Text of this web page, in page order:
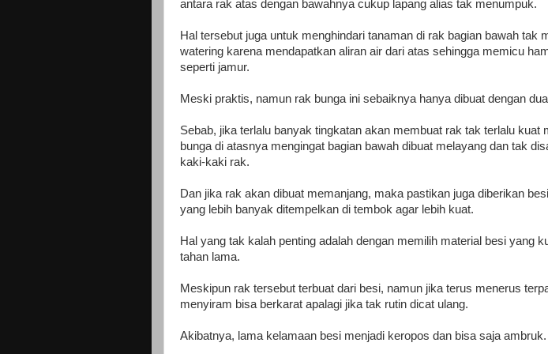
antara rak atas dengan bawahnya cukup lapang alias tak menumpuk.
Hal tersebut juga untuk menghindari tanaman di rak bagian bawah tak
watering karena mendapatkan aliran air dari atas sehingga memicu
seperti jamur.
Meski praktis, namun rak bunga ini sebaiknya hanya dibuat dengan
Sebab, jika terlalu banyak tingkatan akan membuat rak tak terlalu kuat
bunga di atasnya mengingat bagian bawah dibuat melayang dan tak
kaki-kaki rak.
Dan jika rak akan dibuat memanjang, maka pastikan juga diberikan
yang lebih banyak ditempelkan di tembok agar lebih kuat.
Hal yang tak kalah penting adalah dengan memilih material besi yang
tahan lama.
Meskipun rak tersebut terbuat dari besi, namun jika terus menerus
menyiram bisa berkarat apalagi jika tak rutin dicat ulang.
Akibatnya, lama kelamaan besi menjadi keropos dan bisa saja ambruk.